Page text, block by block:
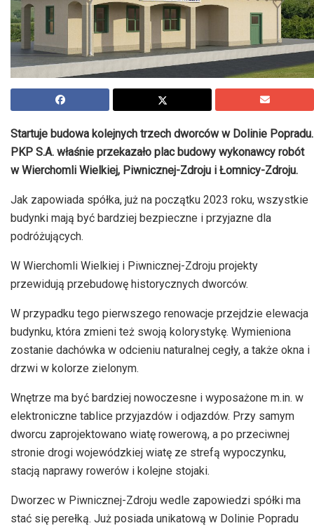
Startuje budowa kolejnych trzech dworców w Dolinie Popradu.
PKP S.A. właśnie przekazało plac budowy wykonawcy robót
wWierchomli Wielkiej, Piwnicznej-Zdroju i Łomnicy-Zdroju.
Jak zapowiada spółka, już na początku 2023 roku, wszystkie
budynki mają być bardziej bezpieczne i przyjazne dla
podróżujących.
W Wierchomli Wielkiej i Piwnicznej-Zdroju projekty
przewidują przebudowę historycznych dworców.
W przypadku tego pierwszego renowacje przejdzie elewacja
budynku, która zmieni też swoją kolorystykę. Wymieniona
zostanie dachówka w odcieniu naturalnej cegły, a także okna i
drzwi w kolorze zielonym.
Wnętrze ma być bardziej nowoczesne i wyposażone m.in. w
elektroniczne tablice przyjazdów i odjazdów. Przy samym
dworcu zaprojektowano wiatę rowerową, a po przeciwnej
stronie drogi wojewódzkiej wiatę ze strefą wypoczynku,
stacją naprawy rowerów i kolejne stojaki.
Dworzec w Piwnicznej-Zdroju wedle zapowiedzi spółki ma
stać się perełką. Już posiada unikatową w Dolinie Popradu